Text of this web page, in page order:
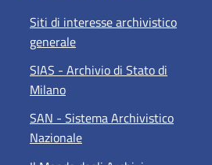
Siti di interesse archivistico
generale
SIAS - Archivio di Stato di
Milano
SAN - Sistema Archivistico
Nazionale